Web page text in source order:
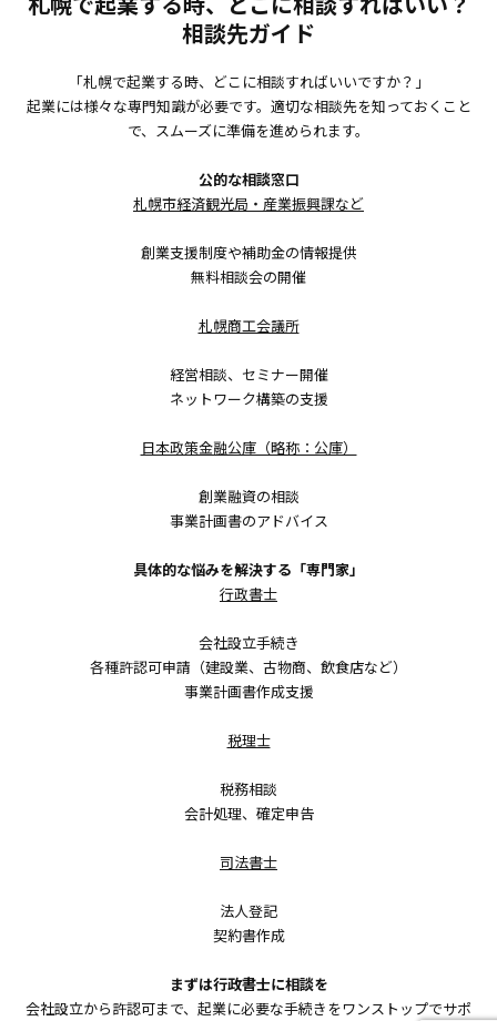
相談先ガイド
「札幌で起業する時、どこに相談すればいいですか？」
起業には様々な専門知識が必要です。適切な相談先を知っておくこと
で、スムーズに準備を進められます。
公的な相談窓口
札幌市経済観光局・産業振興課など
創業支援制度や補助金の情報提供
無料相談会の開催
札幌商工会議所
経営相談、セミナー開催
ネットワーク構築の支援
日本政策金融公庫（略称：公庫）
創業融資の相談
事業計画書のアドバイス
具体的な悩みを解決する「専門家」
行政書士
会社設立手続き
各種許認可申請（建設業、古物商、飲食店など）
事業計画書作成支援
税理士
税務相談
会計処理、確定申告
司法書士
法人登記
契約書作成
まずは行政書士に相談を
会社設立から許認可まで、起業に必要な手続きをワンストップでサポ